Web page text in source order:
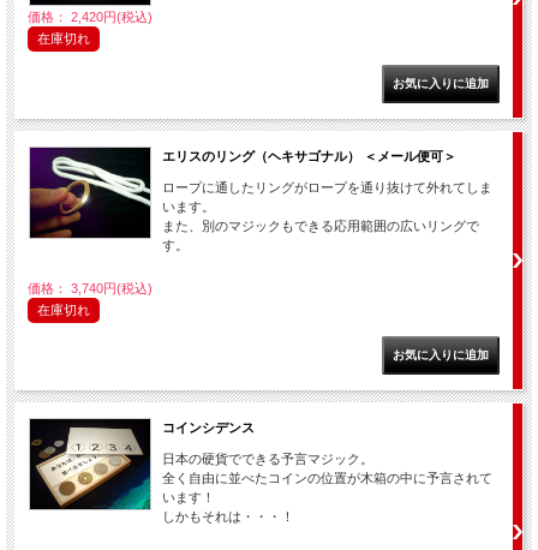
価格： 2,420円(税込)
在庫切れ
エリスのリング（ヘキサゴナル） ＜メール便可＞
ロープに通したリングがロープを通り抜けて外れてしま
います。
また、別のマジックもできる応用範囲の広いリングで
す。
価格： 3,740円(税込)
在庫切れ
コインシデンス
日本の硬貨でできる予言マジック。
全く自由に並べたコインの位置が木箱の中に予言されて
います！
しかもそれは・・・！